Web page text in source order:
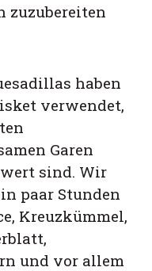
zuzubereiten
haben
verwendet,
Garen
sind. Wir
paar Stunden
Kreuzkümmel,
und vor allem